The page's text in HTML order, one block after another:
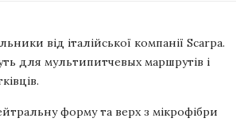
від італійської компанії Scarpa.
для мультипитчевых маршрутів і
форму та верх з мікрофібри